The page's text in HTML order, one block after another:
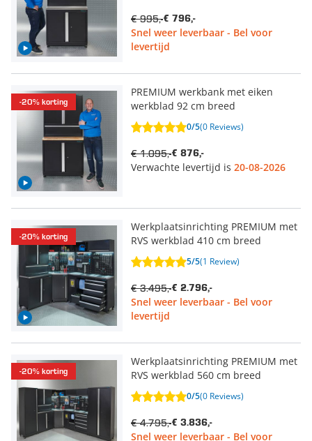
€ 796,-
€ 995,-
Snel weer leverbaar - Bel voor
levertijd
-20% korting
PREMIUM werkbank met eiken
werkblad 92 cm breed
0/5(0 Reviews)
€ 876,-
€ 1.095,-
Verwachte levertijd is 20-08-2026
-20% korting
Werkplaatsinrichting PREMIUM met
RVS werkblad 410 cm breed
5/5(1 Review)
€ 2.796,-
€ 3.495,-
Snel weer leverbaar - Bel voor
levertijd
-20% korting
Werkplaatsinrichting PREMIUM met
RVS werkblad 560 cm breed
0/5(0 Reviews)
€ 3.836,-
€ 4.795,-
Snel weer leverbaar - Bel voor